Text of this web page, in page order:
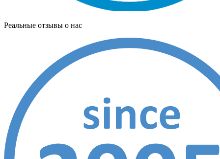
Реальные отзывы о нас